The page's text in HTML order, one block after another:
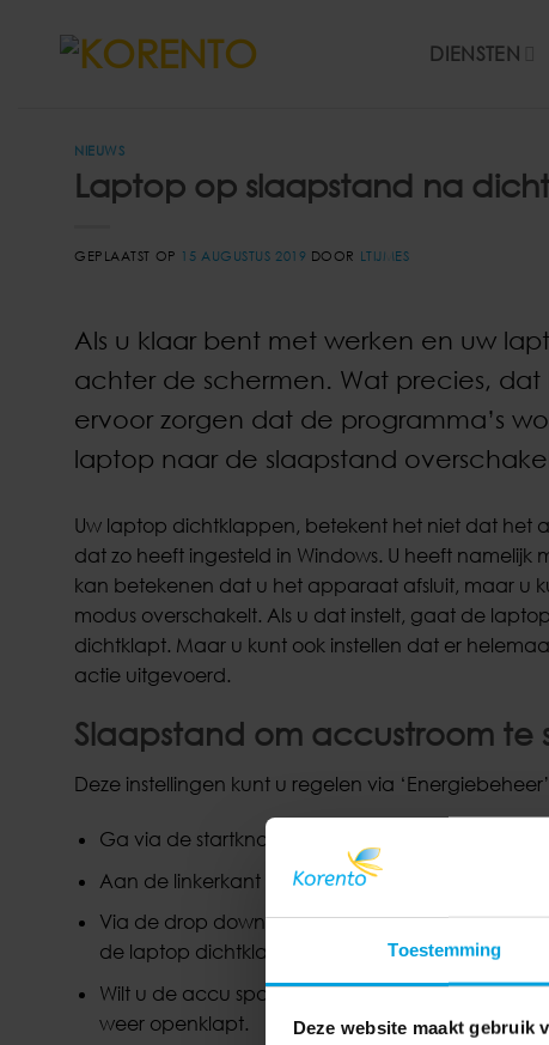
Toestemming
Deze website maakt gebruik
DIENSTEN
NIEUWS
Laptop op slaapstand na
GEPLAATST OP 15 AUGUSTUS 2019 DOOR LTIJMES
Als u klaar bent met werken en uw
achter de schermen. Wat precies, dat
ervoor zorgen dat de programma’s
laptop naar de slaapstand
Uw laptop dichtklappen, betekent het niet dat het
dat zo heeft ingesteld in Windows. U heeft
kan betekenen dat u het apparaat afsluit, maar u
modus overschakelt. Als u dat instelt, gaat de
dichtklapt. Maar u kunt ook instellen dat er
actie uitgevoerd.
Slaapstand om accustroom te
Deze instellingen kunt u regelen via
Ga via de startknop in Windows naar het
Aan de linkerkant van het menu dat verschijnt,
Via de drop downmenu’s naast ‘Actie als ik het
de laptop dichtklapt.
Wilt u de accu sparen, selecteer dan
weer openklapt.